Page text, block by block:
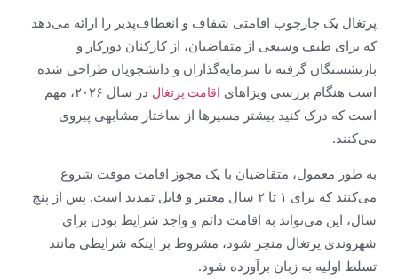
پرتغال یک چارچوب اقامتی شفاف و انعطاف‌پذیر را ارائه می‌دهد
که برای طیف وسیعی از متقاضیان، از کارکنان دورکار و
بازنشستگان گرفته تا سرمایه‌گذاران و دانشجویان طراحی شده
است هنگام بررسی ویزاهای اقامت پرتغال
در سال ۲۰۲۶، مهم
است که درک کنید بیشتر مسیرها از ساختار مشابهی پیروی
می‌کنند.
به طور معمول، متقاضیان با یک مجوز اقامت موقت شروع
می‌کنند که برای ۱ تا ۲ سال معتبر و قابل تمدید است. پس از پنج
سال، این می‌تواند به اقامت دائم و واجد شرایط بودن برای
شهروندی پرتغال منجر شود، مشروط بر اینکه شرایطی مانند
تسلط اولیه به زبان برآورده شود.